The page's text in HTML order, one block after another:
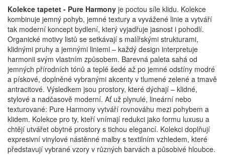
Kolekce tapetet - Pure Harmony je poctou síle klidu. Kolekce
kombinuje jemný pohyb, jemné textury a vyvážené linie a vytváří
tak moderní koncept bydlení, který vyjadřuje jasnost i pohodlí.
Organické motivy listů se setkávají s malířskými strukturami,
klidnými pruhy a jemnými liniemi – každý design interpretuje
harmonii svým vlastním způsobem. Barevná paleta sahá od
jemných přírodních tónů a teplé šedé až po jemné odstíny modré
a pískové, doplněné vybranými akcenty v tlumené zelené a tmavě
antracitové. Výsledkem jsou prostory, které dýchají – klidné,
stylové a nadčasově moderní. Ať už plynulé, lineární nebo
texturované: Pure Harmony vytváří rovnováhu mezi pohybem a
klidem. Kolekce pro ty, kteří vnímají redukci jako formu luxusu a
chtějí utvářet obytné prostory s tichou elegancí. Kolekci doplňují
expresivní vinylové nástěnné malby s textilním vzhledem, které
představují vybrané vzory v různých barvách a působivé hloubce.